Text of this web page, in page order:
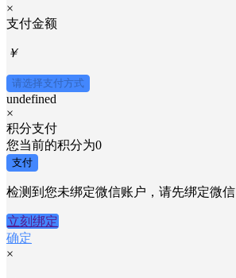
×
支付金额
￥
请选择支付方式
undefined
×
积分支付
您当前的积分为0
支付
检测到您未绑定微信账户，请先绑定微信
立刻绑定
确定
×